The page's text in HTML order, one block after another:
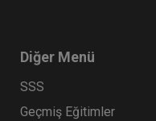
Diğer Menü
SSS
Geçmiş Eğitimler